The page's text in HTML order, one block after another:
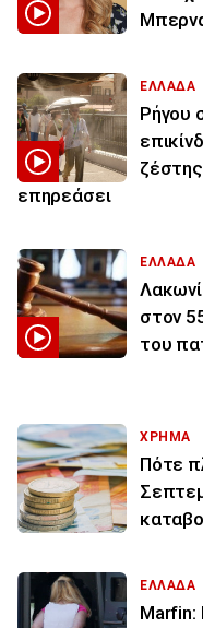
ΕΛΛΑΔΑ
Ρήγου
επηρεάσει
ΕΛΛΑΔΑ
στον
του
ΧΡΗΜΑ
Πότε
ΕΛΛΑΔΑ
Marfin: